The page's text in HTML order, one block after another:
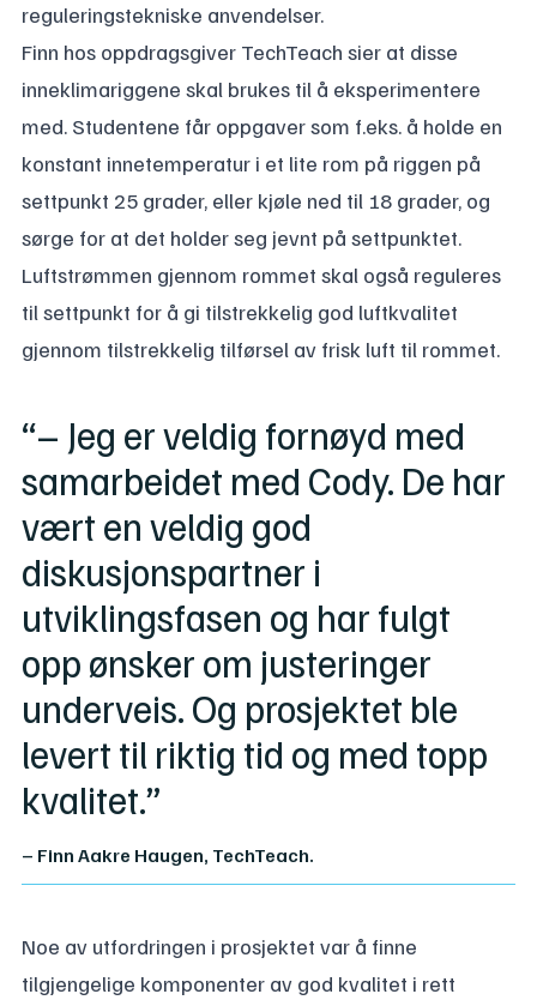
reguleringstekniske anvendelser.
Finn hos oppdragsgiver TechTeach sier at disse
inneklimariggene skal brukes til å eksperimentere
med. Studentene får oppgaver som f.eks. å holde en
konstant innetemperatur i et lite rom på riggen på
settpunkt 25 grader, eller kjøle ned til 18 grader, og
sørge for at det holder seg jevnt på settpunktet.
Luftstrømmen gjennom rommet skal også reguleres
til settpunkt for å gi tilstrekkelig god luftkvalitet
gjennom tilstrekkelig tilførsel av frisk luft til rommet.
“– Jeg er veldig fornøyd med
samarbeidet med Cody. De har
vært en veldig god
diskusjonspartner i
utviklingsfasen og har fulgt
opp ønsker om justeringer
underveis. Og prosjektet ble
levert til riktig tid og med topp
kvalitet.”
– Finn Aakre Haugen, TechTeach.
Noe av utfordringen i prosjektet var å finne
tilgjengelige komponenter av god kvalitet i rett